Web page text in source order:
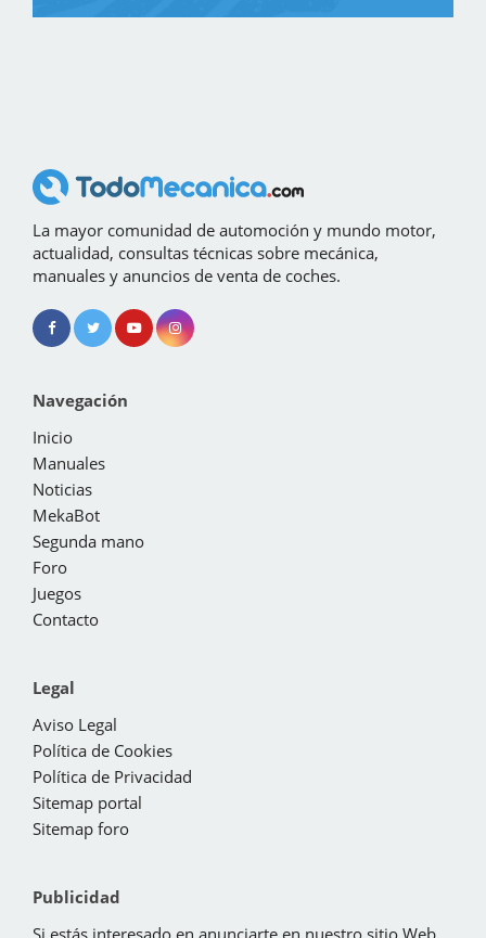
La mayor comunidad de automoción y mundo motor,
actualidad, consultas técnicas sobre mecánica,
manuales y anuncios de venta de coches.
Navegación
Inicio
Manuales
Noticias
MekaBot
Segunda mano
Foro
Juegos
Contacto
Legal
Aviso Legal
Política de Cookies
Política de Privacidad
Sitemap portal
Sitemap foro
Publicidad